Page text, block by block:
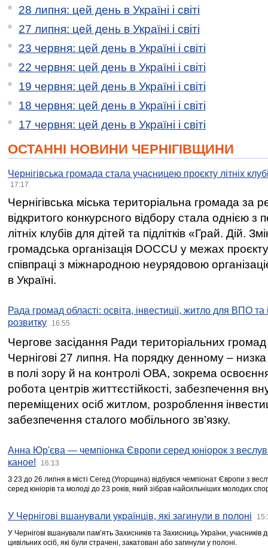
28 липня: цей день в Україні і світі
27 липня: цей день в Україні і світі
23 червня: цей день в Україні і світі
22 червня: цей день в Україні і світі
19 червня: цей день в Україні і світі
18 червня: цей день в Україні і світі
17 червня: цей день в Україні і світі
ОСТАННІ НОВИНИ ЧЕРНІГІВЩИНИ
Чернігівська громада стала учасницею проєкту літніх
17:17
Чернігівська міська територіальна громада за
відкритого конкурсного відбору стала однією
літніх клубів для дітей та підлітків «Грай. Дій.
громадська організація DOCCU у межах
співпраці з міжнародною неурядовою
в Україні.
Рада громад області: освіта, інвестиції, житло для ВПО
розвитку
16:55
Чергове засідання Ради територіальних громад
Чернігові 27 липня. На порядку денному –
в полі зору й на контролі ОВА, зокрема освоєння
робота центрів життєстійкості, забезпечення
переміщених осіб житлом, розроблення
забезпечення сталого мобільного зв’язку.
Анна Юр'єва — чемпіонка Європи серед юніорок з
каное!
16:13
З 23 до 26 липня в місті Сегед (Угорщина) відбувся чемпіонат Європи з
серед юніорів та молоді до 23 років, який зібрав найсильніших молодих
У Чернігові вшанували українців, які загинули в полоні
У Чернігові вшанували пам’ять Захисників та Захисниць України,
цивільних осіб, які були страчені, закатовані або загинули у полоні.